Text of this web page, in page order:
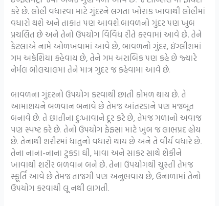
કરે છે. લોહી વધારવા માટે ગુંદરને લગતા ખોરાક ખાવાથી લોહીમાં
વધારો થશે અને તાકાત પણ આવશે.બાવળનો ગુંદર પણ ખુબ
પ્રચલિત છે અને તેનો ઉપયોગ વિવિધ રીતે કરવામાં આવે છે. તેને
કેટલાએ નામે ઓળખવામાં આવે છે, બાવળનો ગુંદર, ઇંગ્લીશમાં
ગમ અકેશિયા કહેવાય છે, તેને ગમ અરાબિક પણ કહે છે જ્યારે
નેર્મલ બોલચાલમાં તેને માત્ર ગુંદર જ કહેવામાં આવે છે.
બાવળના ગુંદરનો ઉપયોગ કરવાથી છાતી કોમળ થાય છે. તે
આમાશયને બળવાન બનાવે છે તેમજ આંતરડાને પણ મજબૂત
બનાવે છે. તે છાતીના દુઃખાવાને દૂર કરે છે, તેમજ ગળાનો અવાજ
પણ સ્પષ્ટ કરે છે. તેનો ઉપયોગ ફેફસાં માટે ખુબ જ લાભપ્રદ હોય
છે. તેનાથી શરીરમાં ધાતુનો વધારો થાય છે અને તે વીર્ય વધારે છે.
તેના નાના-નાના ટુકડા ઘી, માવા અને સાકર સાથે શેકીને
ખાવાથી શરીર બળવાન બને છે. તેના ઉપયોગથી ચુસ્તી તેમજ
સ્ફૂર્તિ આવે છે તેમજ તાજગી પણ અનુભવાય છે, ઉનાળામાં તેનો
ઉપયોગ કરવાથી લૂ નથી લાગતી.